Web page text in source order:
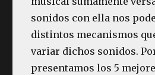
sonidos con ella nos
distintos mecanismos
variar dichos sonidos.
presentamos los 5